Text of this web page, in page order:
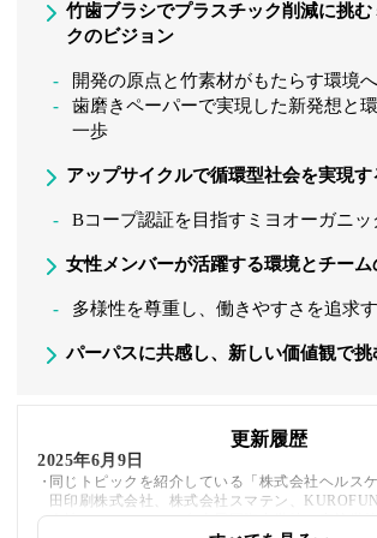
竹歯ブラシでプラスチック削減に挑む
クのビジョン
開発の原点と竹素材がもたらす環境
歯磨きペーパーで実現した新発想と
一歩
アップサイクルで循環型社会を実現
Bコープ認証を目指すミヨオーガニ
女性メンバーが活躍する環境とチーム
多様性を尊重し、働きやすさを追求
パーパスに共感し、新しい価値観で
更新履歴
2025年6月9日
同じトピックを紹介している「株式会社ヘルス
田印刷株式会社、株式会社スマテン、
会社シェア１８０、名古屋国際中学校・高等学